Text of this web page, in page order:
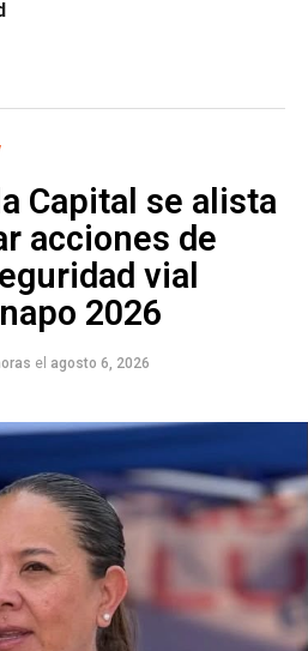
a un sujeto que
Morales y Jacobo
Capital se alista
acciones de
vial
2026
el agosto 6, 2026